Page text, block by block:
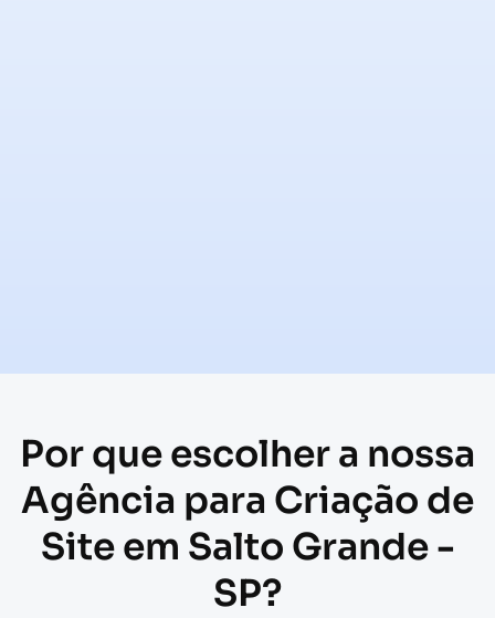
Por que escolher a nossa
Agência para Criação de
Site em Salto Grande -
SP?